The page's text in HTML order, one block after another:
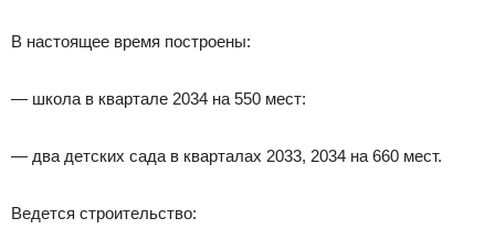
В настоящее время построены:
— школа в квартале 2034 на 550 мест:
— два детских сада в кварталах 2033, 2034 на 660 мест.
Ведется строительство: